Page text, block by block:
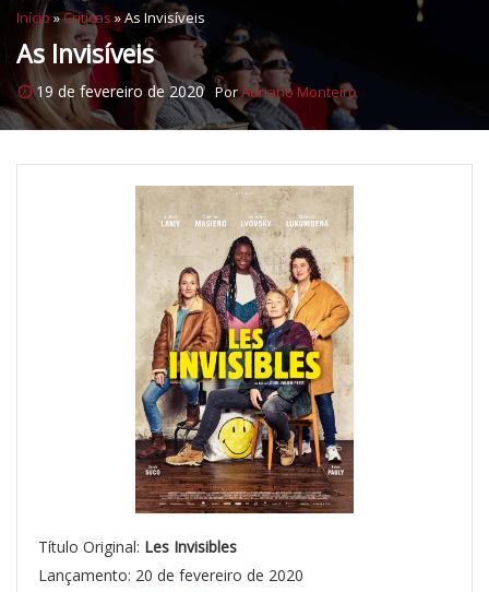
Início »Críticas »As Invisíveis
As Invisíveis
19 de fevereiro de 2020 PorAdriano Monteiro
Título Original: Les Invisibles
Lançamento: 20 de fevereiro de 2020